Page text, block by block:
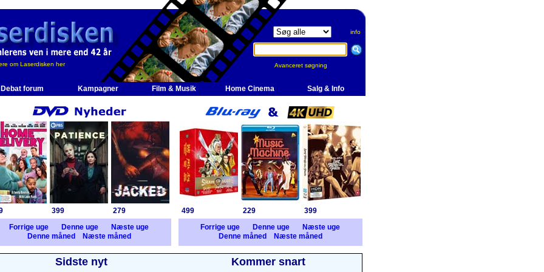
Debat forum Kampagner Film & Musik Home Cinema Salg & Info
om Laserdisken her
info
Avanceret søgning
399
279
Forrige uge
Denne uge
Næste uge
Denne måned
Næste måned
499 229
399
Forrige uge
Denne uge
Næste uge
Denne måned
Næste måned
Sidste nyt Kommer snart